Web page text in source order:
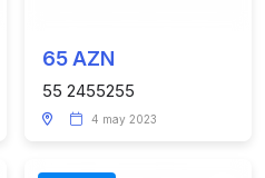
65 AZN
55 2455255
4 may 2023